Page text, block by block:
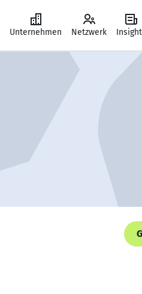
Unternehmen Netzwerk